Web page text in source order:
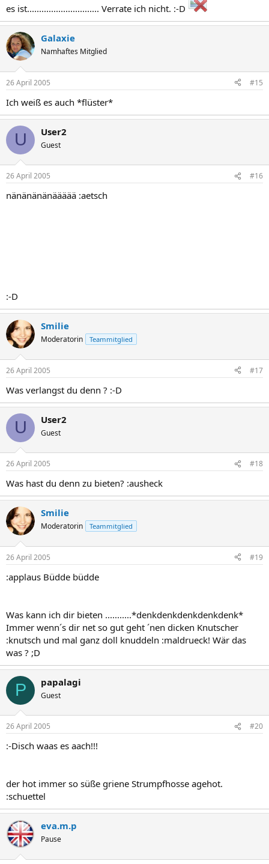
es ist.............................. Verrate ich nicht. :-D
Galaxie
Namhaftes Mitglied
26 April 2005 #15
Ich weiß es auch *flüster*
U User2
Guest
26 April 2005 #16
nänänänänäääää :aetsch
:-D
Smilie
Moderatorin Teammitglied
26 April 2005 #17
Was verlangst du denn ? :-D
U User2
Guest
26 April 2005 #18
Was hast du denn zu bieten? :ausheck
Smilie
Moderatorin Teammitglied
26 April 2005 #19
:applaus Büdde büdde
Was kann ich dir bieten ...........*denkdenkdenkdenkdenk*
Immer wenn´s dir net so gut geht ´nen dicken Knutscher
:knutsch und mal ganz doll knuddeln :maldrueck! Wär das
was ? ;D
P papalagi
Guest
26 April 2005 #20
:-Disch waas es aach!!!
der hot immer so süße griene Strumpfhosse agehot.
:schuettel
eva.m.p
Pause